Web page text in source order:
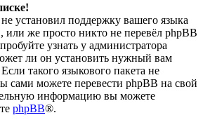
установил поддержку вашего языка
или же просто никто не перевёл phpBB
узнать у администратора
ли он установить нужный вам
такого языкового пакета не
сами можете перевести phpBB на свой
информацию вы можете
phpBB®.